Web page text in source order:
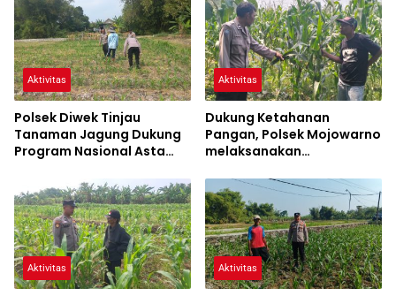
Pangan
Aktivitas
Polsek Diwek Tinjau
Tanaman Jagung Dukung
Program Nasional Asta
Aktivitas
Dukung Ketahanan
Pangan, Polsek Mojowarno
melaksanakan
Jagung
Aktivitas Aktivitas